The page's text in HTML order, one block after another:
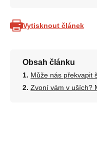
Vytisknout článek
Obsah článku
Může nás překvapit
Zvoní vám v uších?